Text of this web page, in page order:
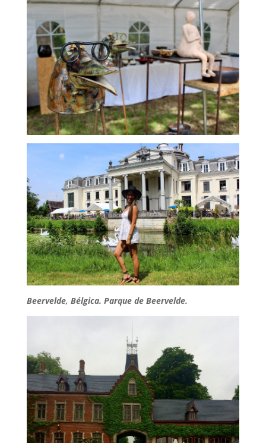
Beervelde, Bélgica. Parque de Beervelde.